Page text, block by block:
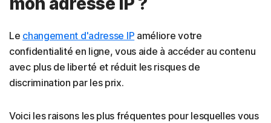
Le changement d'adresse IP améliore votre
confidentialité en ligne, vous aide à accéder au contenu
avec plus de liberté et réduit les risques de
discrimination par les prix.
Voici les raisons les plus fréquentes pour lesquelles vous